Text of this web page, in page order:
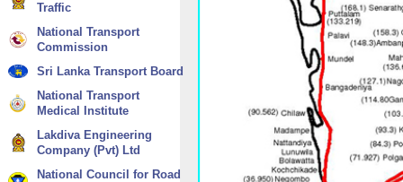
Traffic
National Transport
Commission
Sri Lanka Transport Board
National Transport
Medical Institute
Lakdiva Engineering
Company (Pvt) Ltd
National Council for Road